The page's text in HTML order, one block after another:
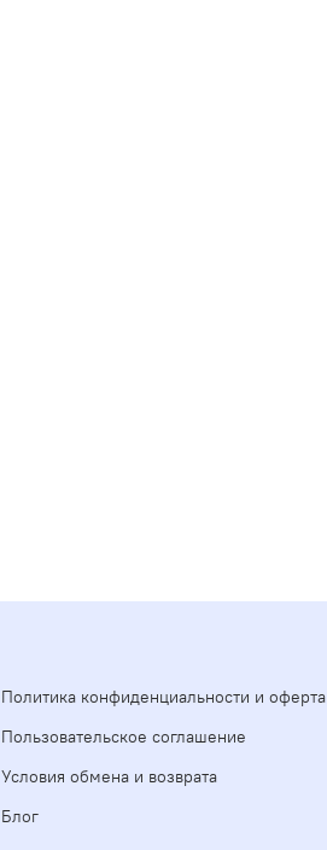
Политика конфиденциальности и оферта
Пользовательское соглашение
Условия обмена и возврата
Блог